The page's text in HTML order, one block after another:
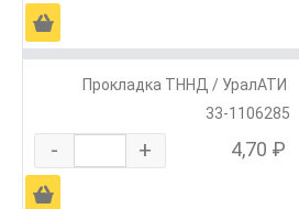
Ä
Прокладка ТННД / УралАТИ
33-1106285
- + 4,70 ₽
Ä